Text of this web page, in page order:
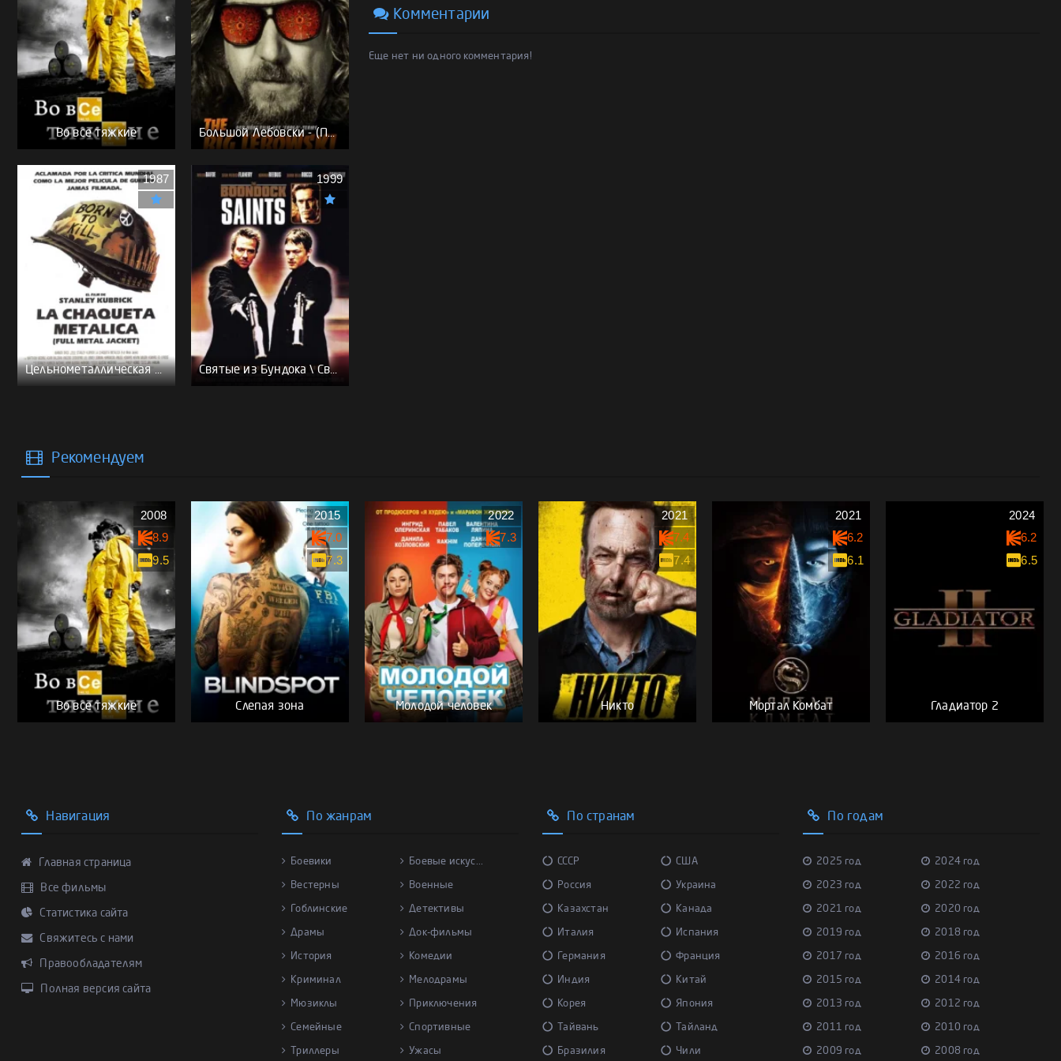
Во все тяжкие Большой Лебовски - (Перевод Гоблина)
Цельнометаллическая оболочка - (Перевод Гоблина)
1987
Святые из Бундока \ Святые из трущоб - (Перевод Гоблина)
1999
Комментарии
Еще нет ни одного комментария!
Рекомендуем
Во все тяжкие
2008
8.9
9.5
Слепая зона
2015
7.0
7.3
Молодой человек
2022
7.3
Никто
2021
7.4
7.4
Мортал Комбат
2021
6.2
6.1
Гладиатор 2
2024
6.2
6.5
Навигация
Главная страница
Все фильмы
Статистика сайта
Свяжитесь с нами
Правообладателям
Полная версия сайта
По жанрам
Боевики Боевые искус...
Вестерны Военные
Гоблинские Детективы
Драмы Док-фильмы
История Комедии
Криминал Мелодрамы
Мюзиклы Приключения
Семейные Спортивные
Триллеры Ужасы
По странам
СССР США
Россия Украина
Казахстан Канада
Италия Испания
Германия Франция
Индия Китай
Корея Япония
Тайвань Тайланд
Бразилия Чили
По годам
2025 год 2024 год
2023 год 2022 год
2021 год 2020 год
2019 год 2018 год
2017 год 2016 год
2015 год 2014 год
2013 год 2012 год
2011 год 2010 год
2009 год 2008 год